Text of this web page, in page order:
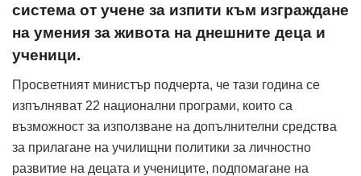
система от учене за изпити към изграждане
на умения за живота на днешните деца и
ученици.
Просветният министър подчерта, че тази година се
изпълняват 22 национални програми, които са
възможност за използване на допълнителни средства
за прилагане на училищни политики за личностно
развитие на децата и учениците, подпомагане на